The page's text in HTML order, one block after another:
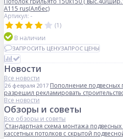
А115 rus(Албес)
Артикул: -
(1)
В наличии
ЗАПРОСИТЬ ЦЕНУЗАПРОС ЦЕНЫ
Новости
Все новости
26 февраля 2017 Пополнение подвесных
разрешил рекламировать
Все новости
Обзоры и советы
Все обзоры и советы
Стандартная схема монтажа подвесных
кассетных потолков с скрытой